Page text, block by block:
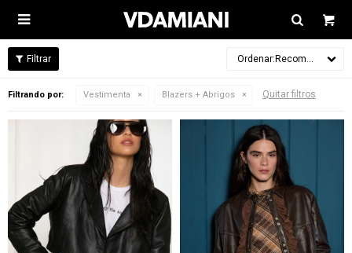

Recomendados
Filtrando por: Vestimenta Blazers + Abrigos Quitar filtros